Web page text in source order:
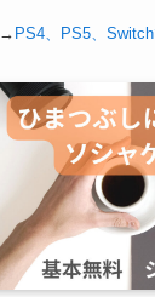
→ PS4、PS5、